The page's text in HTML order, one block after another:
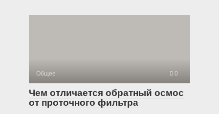
Общее 0
Чем отличается обратный осмос
от проточного фильтра